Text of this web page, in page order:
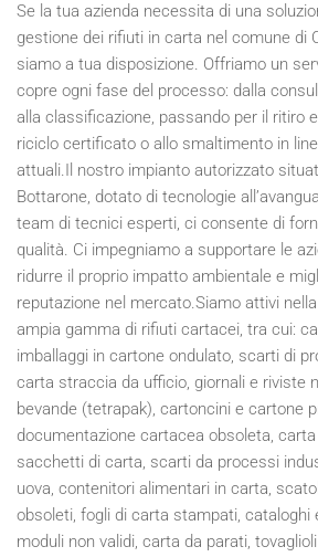
Se la tua azienda necessita di una
gestione dei rifiuti in carta nel comune di
siamo a tua disposizione. Offriamo un
copre ogni fase del processo: dalla
alla classificazione, passando per il ritiro
riciclo certificato o allo smaltimento in
attuali.Il nostro impianto autorizzato
Bottarone, dotato di tecnologie
team di tecnici esperti, ci consente di
qualità. Ci impegniamo a supportare le
ridurre il proprio impatto ambientale e
reputazione nel mercato.Siamo attivi
ampia gamma di rifiuti cartacei, tra cui:
imballaggi in cartone ondulato, scarti di
carta straccia da ufficio, giornali e riviste
bevande (tetrapak), cartoncini e cartone
documentazione cartacea obsoleta,
sacchetti di carta, scarti da processi
uova, contenitori alimentari in carta,
obsoleti, fogli di carta stampati, cataloghi
moduli non validi, carta da parati,